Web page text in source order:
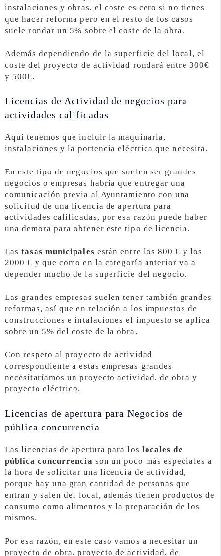
instalaciones y obras, el coste es cero si no tienes
que hacer reforma pero en el resto de los casos
suele rondar un 5% sobre el coste de la obra.
Además dependiendo de la superficie del local, el
coste del proyecto de actividad rondará entre 300€
y 500€.
Licencias de Actividad de negocios para
actividades calificadas
Aquí tenemos que incluir la maquinaria,
instalaciones y la portencia eléctrica que necesita.
En este tipo de negocios que suelen ser grandes
negocios o empresas habría que entregar una
comunicación previa al Ayuntamiento con una
solicitud de una licencia de apertura para
actividades calificadas, por esa razón puede haber
una demora para obtener este tipo de licencia.
Lastasas municipales están entre los 800 € y los
2000 € y que como en la categoría anterior va a
depender mucho de la superficie del negocio.
Las grandes empresas suelen tener también grandes
reformas, así que en relación a los impuestos de
construcciones e intalaciones el impuesto se aplica
sobre un 5% del coste de la obra.
Con respeto al proyecto de actividad
correspondiente a estas empresas grandes
necesitaríamos un proyecto actividad, de obra y
proyecto eléctrico.
Licencias de apertura para Negocios de
pública concurrencia
Las licencias de apertura para los locales de
pública concurrencia son un poco más especiales a
la hora de solicitar una licencia de actividad,
porque hay una gran cantidad de personas que
entran y salen del local, además tienen productos de
consumo como alimentos y la preparación de los
mismos.
Por esa razón, en este caso vamos a necesitar un
proyecto de obra, proyecto de actividad, de